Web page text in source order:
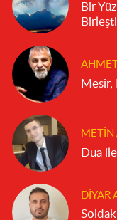
Bir
Mesir,
METIN
Dua
DIYAR